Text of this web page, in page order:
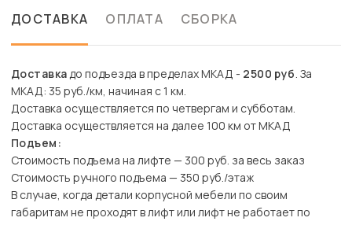
ДОСТАВКА ОПЛАТА СБОРКА
Доставкадо подъезда в пределах МКАД - 2500 руб. За
МКАД: 35 руб./км, начиная с 1 км.
Доставка осуществляется по четвергам и субботам.
Доставка осуществляется на далее 100 км от МКАД
Подъем:
Стоимость подъема на лифте — 300 руб. за весь заказ
Стоимость ручного подъема — 350 руб./этаж
В случае, когда детали корпусной мебели по своим
габаритам не проходят в лифт или лифт не работает по